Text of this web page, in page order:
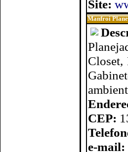
Site:
Manfroi
Closet,
CEP:
e-mail: